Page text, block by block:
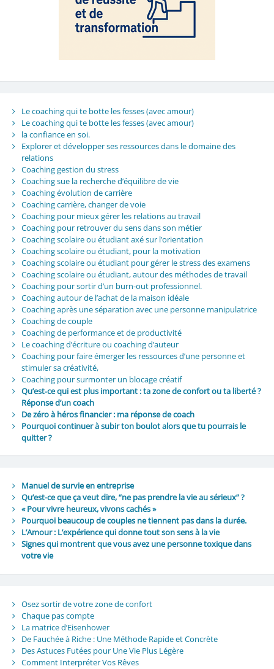
Le coaching qui te botte les fesses (avec amour)
Le coaching qui te botte les fesses (avec amour)
la confiance en soi.
Explorer et développer ses ressources dans le domaine des
relations
Coaching gestion du stress
Coaching sue la recherche d’équilibre de vie
Coaching évolution de carrière
Coaching carrière, changer de voie
Coaching pour mieux gérer les relations au travail
Coaching pour retrouver du sens dans son métier
Coaching scolaire ou étudiant axé sur l’orientation
Coaching scolaire ou étudiant, pour la motivation
Coaching scolaire ou étudiant pour gérer le stress des examens
Coaching scolaire ou étudiant, autour des méthodes de travail
Coaching pour sortir d’un burn-out professionnel.
Coaching autour de l’achat de la maison idéale
Coaching après une séparation avec une personne manipulatrice
Coaching de couple
Coaching de performance et de productivité
Le coaching d’écriture ou coaching d’auteur
Coaching pour faire émerger les ressources d’une personne et
stimuler sa créativité,
Coaching pour surmonter un blocage créatif
Qu’est‑ce qui est plus important : ta zone de confort ou ta liberté ?
Réponse d’un coach
De zéro à héros financier : ma réponse de coach
Pourquoi continuer à subir ton boulot alors que tu pourrais le
quitter ?
Manuel de survie en entreprise
Qu’est-ce que ça veut dire, “ne pas prendre la vie au sérieux” ?
« Pour vivre heureux, vivons cachés »
Pourquoi beaucoup de couples ne tiennent pas dans la durée.
L’Amour : L’expérience qui donne tout son sens à la vie
Signes qui montrent que vous avez une personne toxique dans
votre vie
Osez sortir de votre zone de confort
Chaque pas compte
La matrice d’Eisenhower
De Fauchée à Riche : Une Méthode Rapide et Concrète
Des Astuces Futées pour Une Vie Plus Légère
Comment Interpréter Vos Rêves